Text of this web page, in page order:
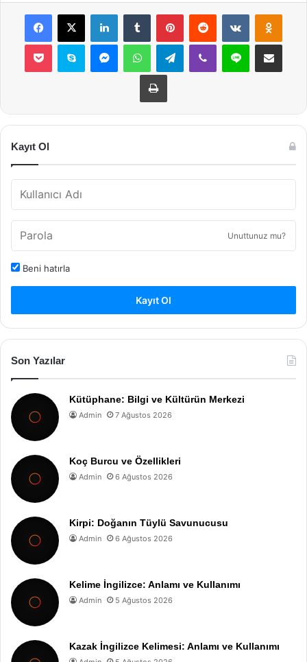
Facebook
X LinkedInTumblr PinterestReddit VKontakte
Pocket Skype MessengerWhatsAppTelegramViber Line E-Posta ile
Yazdır
Kayıt Ol
Unuttunuz mu?
Beni hatırla
Kayıt Ol
Son Yazılar
Kütüphane: Bilgi ve Kültürün Merkezi
Admin 7 Ağustos 2026
Koç Burcu ve Özellikleri
Admin 6 Ağustos 2026
Kirpi: Doğanın Tüylü Savunucusu
Admin 6 Ağustos 2026
Kelime İngilizce: Anlamı ve Kullanımı
Admin 5 Ağustos 2026
Kazak İngilizce Kelimesi: Anlamı ve Kullanımı